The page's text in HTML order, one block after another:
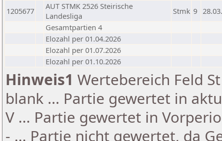
1205677
AUT STMK 2526 Steirische
Landesliga
Stmk 9
Gesamtpartien 4
Elozahl per 01.04.2026
Elozahl per 01.07.2026
Elozahl per 01.10.2026
Hinweis1 Wertebereich Feld
blank ... Partie gewertet in
V ... Partie gewertet in
- ... Partie nicht gewertet, da